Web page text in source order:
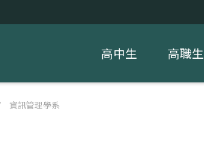
高中生 高職生
資訊管理學系